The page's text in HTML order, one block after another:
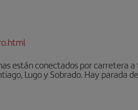
están conectados por carretera
Lugo y Sobrado. Hay parada